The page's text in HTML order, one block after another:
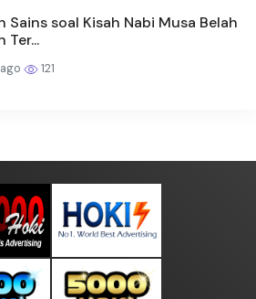
Sains soal Kisah Nabi Musa Belah
Ter...
121